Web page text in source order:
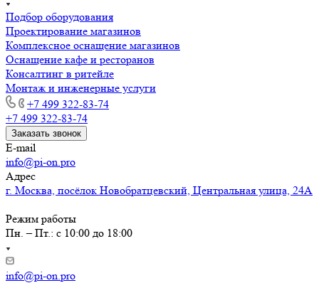
Подбор оборудования
Проектирование магазинов
Комплексное оснащение магазинов
Оснащение кафе и ресторанов
Консалтинг в ритейле
Монтаж и инженерные услуги
+7 499 322-83-74
+7 499 322-83-74
Заказать звонок
E-mail
info@pi-on.pro
Адрес
г. Москва, посёлок Новобратцевский, Центральная улица, 24А
Режим работы
Пн. – Пт.: с 10:00 до 18:00
info@pi-on.pro